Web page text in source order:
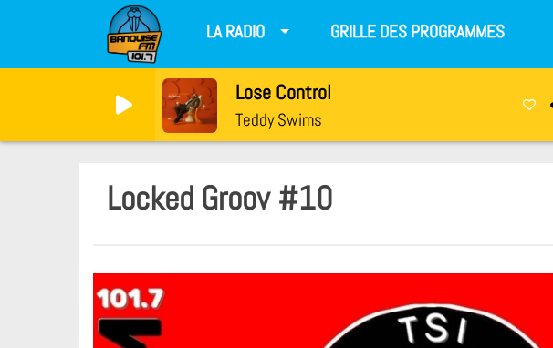
LA RADIO GRILLE DES PROGRAMMES
Lose Control
Teddy Swims
Locked Groov #10